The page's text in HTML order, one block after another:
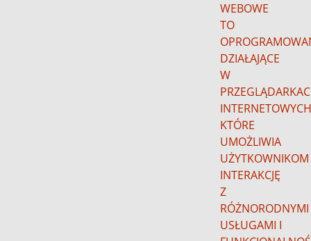
WEBOWE
TO
DZIAŁAJĄCE
W
KTÓRE
UMOŻLIWIA
UŻYTKOWNIKOM
INTERAKCJĘ
Z
RÓŻNORODNYMI
USŁUGAMI I